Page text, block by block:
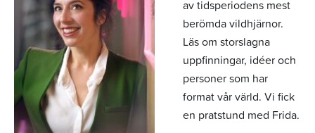
av tidsperiodens mest
berömda vildhjärnor.
Läs om storslagna
uppfinningar, idéer och
personer som har
format vår värld. Vi fick
en pratstund med Frida.